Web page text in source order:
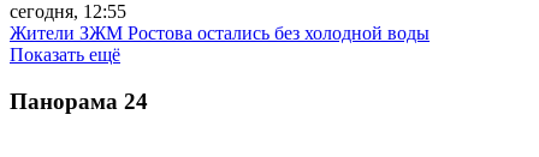
сегодня, 12:55
Жители ЗЖМ Ростова остались без холодной воды
Показать ещё
Панорама 24